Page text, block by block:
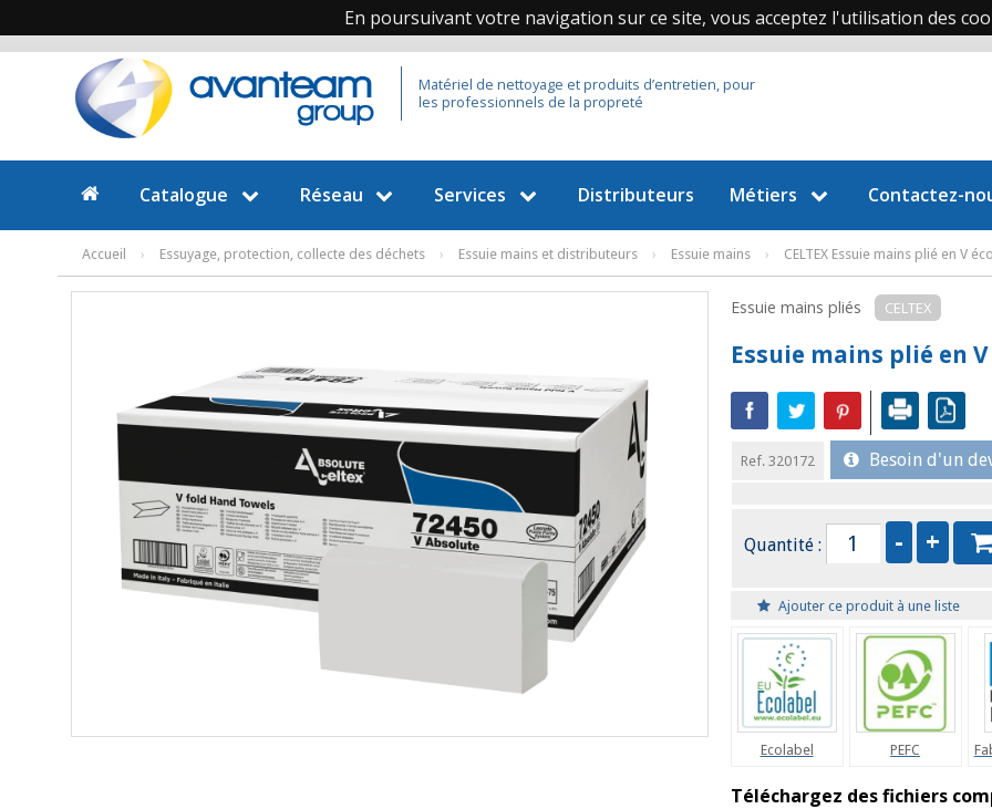
En poursuivant votre navigation sur ce site, vous acceptez l'utilisation des
Matériel de nettoyage et produits d’entretien, pour
les professionnels de la propreté
Catalogue Réseau Services Distributeurs Métiers Contactez-
Accueil › Essuyage, protection, collecte des déchets › Essuie mains et distributeurs › Essuie mains › CELTEX Essuie mains plié en V
Essuie mains pliés CELTEX
Essuie mains plié en
Ref. 320172 Besoin d'un
Quantité :
Ajouter ce produit à une liste
Ecolabel PEFC
Téléchargez des fichiers